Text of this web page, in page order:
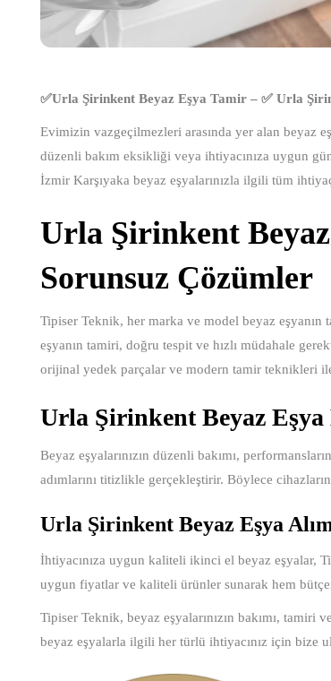
✅Urla Şirinkent Beyaz Eşya Tamir – ✅ Urla
Evimizin vazgeçilmezleri arasında yer alan beyaz
düzenli bakım eksikliği veya ihtiyacınıza uygun
İzmir Karşıyaka beyaz eşyalarınızla ilgili tüm
Urla Şirinkent
Sorunsuz Çözümler
Tipiser Teknik, her marka ve model beyaz
eşyanın tamiri, doğru tespit ve hızlı müdahale
orijinal yedek parçalar ve modern tamir teknikleri
Urla Şirinkent Beyaz Eşya
Beyaz eşyalarınızın düzenli bakımı,
adımlarını titizlikle gerçekleştirir. Böylece
Urla Şirinkent Beyaz Eşya
İhtiyacınıza uygun kaliteli ikinci el beyaz eşyalar,
uygun fiyatlar ve kaliteli ürünler sunarak hem
Tipiser Teknik, beyaz eşyalarınızın bakımı,
beyaz eşyalarla ilgili her türlü ihtiyacınız için bize